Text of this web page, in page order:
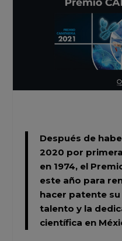
Después de
2020 por
en 1974, el
este año para
hacer patente
talento y la
científica en